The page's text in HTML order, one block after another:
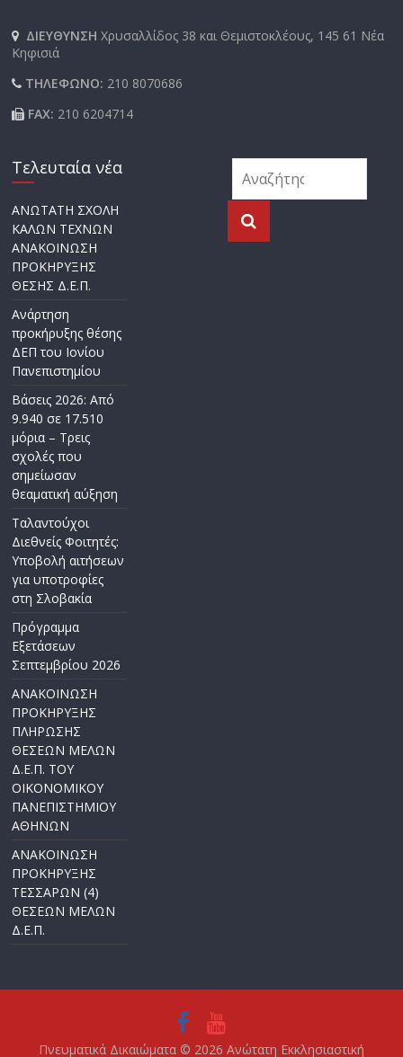
ΔΙΕΥΘΥΝΣΗΧρυσαλλίδος 38 και Θεμιστοκλέους, 145 61 Νέα
Κηφισιά
ΤΗΛΕΦΩΝΟ: 210 8070686
FAX: 210 6204714
Τελευταία νέα
ΑΝΩΤΑΤΗ ΣΧΟΛΗ
ΚΑΛΩΝ ΤΕΧΝΩΝ
ΑΝΑΚΟΙΝΩΣΗ
ΠΡΟΚΗΡΥΞΗΣ
ΘΕΣΗΣ Δ.Ε.Π.
Ανάρτηση
προκήρυξης θέσης
ΔΕΠ του Ιονίου
Πανεπιστημίου
Βάσεις 2026: Από
9.940 σε 17.510
μόρια – Τρεις
σχολές που
σημείωσαν
θεαματική αύξηση
Ταλαντούχοι
Διεθνείς Φοιτητές:
Υποβολή αιτήσεων
για υποτροφίες
στη Σλοβακία
Πρόγραμμα
Εξετάσεων
Σεπτεμβρίου 2026
ΑΝΑΚΟΙΝΩΣΗ
ΠΡΟΚΗΡΥΞΗΣ
ΠΛΗΡΩΣΗΣ
ΘΕΣΕΩΝ ΜΕΛΩΝ
Δ.Ε.Π. ΤΟΥ
ΟΙΚΟΝΟΜΙΚΟΥ
ΠΑΝΕΠΙΣΤΗΜΙΟΥ
ΑΘΗΝΩΝ
ΑΝΑΚΟΙΝΩΣΗ
ΠΡΟΚΗΡΥΞΗΣ
ΤΕΣΣΑΡΩΝ (4)
ΘΕΣΕΩΝ ΜΕΛΩΝ
Δ.Ε.Π.
Πνευματικά Δικαιώματα © 2026 Ανώτατη Εκκλησιαστική